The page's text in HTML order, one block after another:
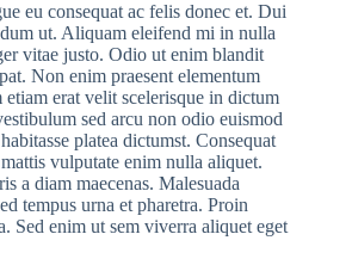
eu consequat ac felis donec et. Dui
ut. Aliquam eleifend mi in nulla
vitae justo. Odio ut enim blandit
Non enim praesent elementum
erat velit scelerisque in dictum
sed arcu non odio euismod
platea dictumst. Consequat
vulputate enim nulla aliquet.
a diam maecenas. Malesuada
tempus urna et pharetra. Proin
Sed enim ut sem viverra aliquet eget